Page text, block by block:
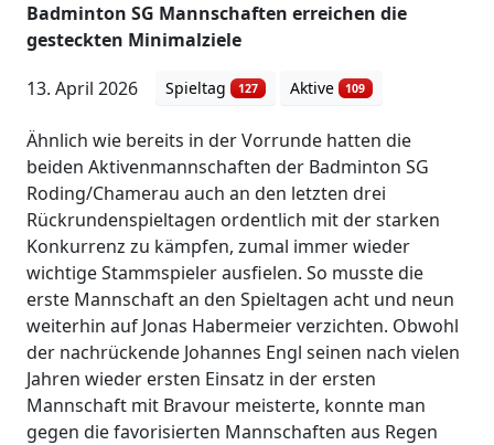
Badminton SG Mannschaften erreichen die
gesteckten Minimalziele
13. April 2026
Spieltag 127 Aktive 109
Ähnlich wie bereits in der Vorrunde hatten die
beiden Aktivenmannschaften der Badminton SG
Roding/Chamerau auch an den letzten drei
Rückrundenspieltagen ordentlich mit der starken
Konkurrenz zu kämpfen, zumal immer wieder
wichtige Stammspieler ausfielen. So musste die
erste Mannschaft an den Spieltagen acht und neun
weiterhin auf Jonas Habermeier verzichten. Obwohl
der nachrückende Johannes Engl seinen nach vielen
Jahren wieder ersten Einsatz in der ersten
Mannschaft mit Bravour meisterte, konnte man
gegen die favorisierten Mannschaften aus Regen